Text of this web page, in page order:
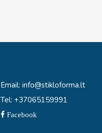
Email: info@stikloforma.lt
Tel: +37065159991
Facebook